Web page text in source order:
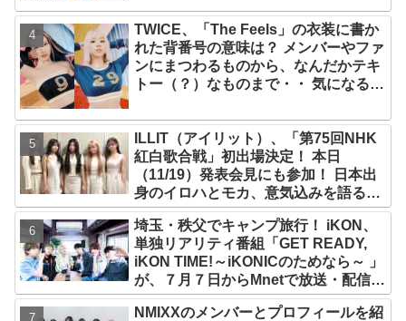
TWICE、「The Feels」の衣装に書か
れた背番号の意味は？ メンバーやファ
ンにまつわるものから、なんだかテキ
トー（？）なものまで・・ 気になるそ
ILLIT（アイリット）、「第75回NHK
紅白歌合戦」初出場決定！ 本日
（11/19）発表会見にも参加！ 日本出
身のイロハとモカ、意気込みを語る
「ずっと夢見てたステージ…嬉しくて
光栄」
埼玉・秩父でキャンプ旅行！ iKON、
単独リアリティ番組「GET READY,
iKON TIME!～iKONICのためなら～ 」
が、７月７日からMnetで放送・配信ス
タート
NMIXXのメンバーとプロフィールを紹